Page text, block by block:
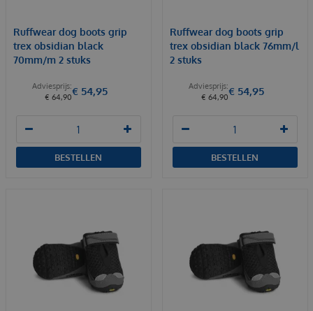
Ruffwear dog boots grip
trex obsidian black
70mm/m 2 stuks
€ 64,90€ 54,95
BESTELLEN
Ruffwear dog boots grip
trex obsidian black 76mm/l
2 stuks
€ 64,90€ 54,95
BESTELLEN